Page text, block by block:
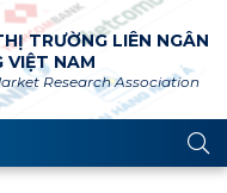
TRƯỜNG LIÊN NGÂN
VIỆT NAM
Research Association